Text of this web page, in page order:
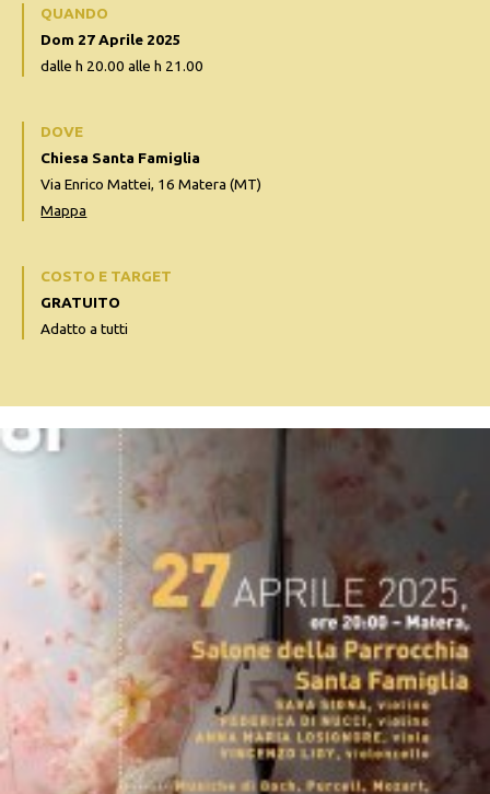
QUANDO
Dom 27 Aprile 2025
dalle h 20.00 alle h 21.00
DOVE
Chiesa Santa Famiglia
Via Enrico Mattei, 16 Matera (MT)
Mappa
COSTO E TARGET
GRATUITO
Adatto a tutti